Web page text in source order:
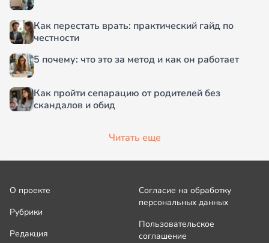
Как перестать врать: практический гайд по
честности
5 почему: что это за метод и как он работает
Как пройти сепарацию от родителей без
скандалов и обид
Читать еще
О проекте
Рубрики
Редакция
Согласие на обработку
персональных данных
Пользовательское
соглашение